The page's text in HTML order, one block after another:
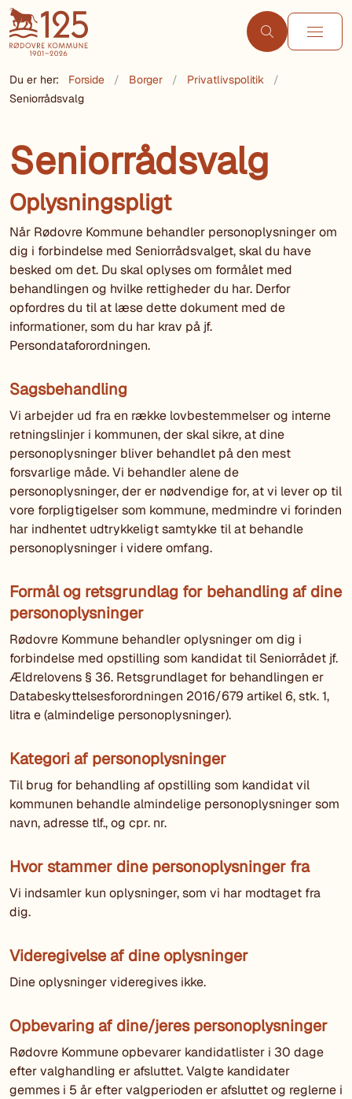
Du er her: Forside Borger
Privatlivspolitik
Seniorrådsvalg
Seniorrådsvalg
Oplysningspligt
Når Rødovre Kommune behandler personoplysninger om
dig i forbindelse med Seniorrådsvalget, skal du have
besked om det. Du skal oplyses om formålet med
behandlingen og hvilke rettigheder du har. Derfor
opfordres du til at læse dette dokument med de
informationer, som du har krav på jf.
Persondataforordningen.
Sagsbehandling
Vi arbejder ud fra en række lovbestemmelser og interne
retningslinjer i kommunen, der skal sikre, at dine
personoplysninger bliver behandlet på den mest
forsvarlige måde. Vi behandler alene de
personoplysninger, der er nødvendige for, at vi lever op til
vore forpligtigelser som kommune, medmindre vi forinden
har indhentet udtrykkeligt samtykke til at behandle
personoplysninger i videre omfang.
Formål og retsgrundlag for behandling af dine
personoplysninger
Rødovre Kommune behandler oplysninger om dig i
forbindelse med opstilling som kandidat til Seniorrådet jf.
Ældrelovens § 36. Retsgrundlaget for behandlingen er
Databeskyttelsesforordningen 2016/679 artikel 6, stk. 1,
litra e (almindelige personoplysninger).
Kategori af personoplysninger
Til brug for behandling af opstilling som kandidat vil
kommunen behandle almindelige personoplysninger som
navn, adresse tlf., og cpr. nr.
Hvor stammer dine personoplysninger fra
Vi indsamler kun oplysninger, som vi har modtaget fra
dig.
Videregivelse af dine oplysninger
Dine oplysninger videregives ikke.
Opbevaring af dine/jeres personoplysninger
Rødovre Kommune opbevarer kandidatlister i 30 dage
efter valghandling er afsluttet. Valgte kandidater
gemmes i 5 år efter valgperioden er afsluttet og reglerne i